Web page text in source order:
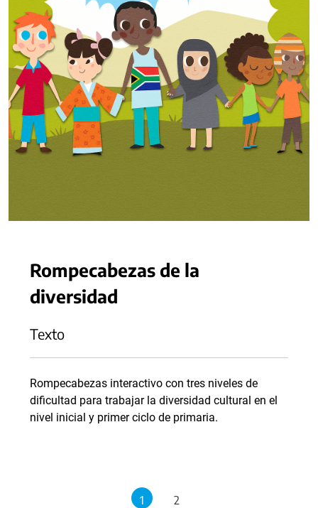
Rompecabezas de la
diversidad
Texto
Rompecabezas interactivo con tres niveles de
dificultad para trabajar la diversidad cultural en el
nivel inicial y primer ciclo de primaria.
1
2